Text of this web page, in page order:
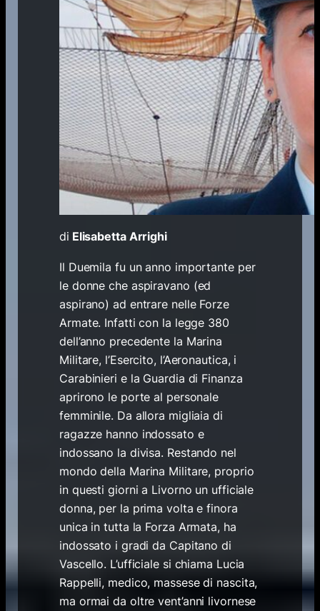
di Elisabetta Arrighi
Il Duemila fu un anno importante per
le donne che aspiravano (ed
aspirano) ad entrare nelle Forze
Armate. Infatti con la legge 380
dell’anno precedente la Marina
Militare, l’Esercito, l’Aeronautica, i
Carabinieri e la Guardia di Finanza
aprirono le porte al personale
femminile. Da allora migliaia di
ragazze hanno indossato e
indossano la divisa. Restando nel
mondo della Marina Militare, proprio
in questi giorni a Livorno un ufficiale
donna, per la prima volta e finora
unica in tutta la Forza Armata, ha
indossato i gradi da Capitano di
Vascello. L’ufficiale si chiama Lucia
Rappelli, medico, massese di nascita,
ma ormai da oltre vent’anni livornese